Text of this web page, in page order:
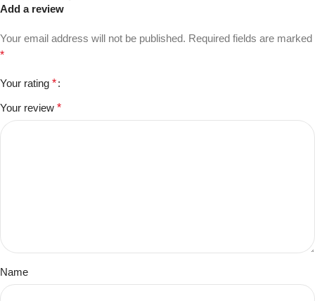
Add a review
Your email address will not be published. Required fields are marked
*
Your rating *
Your review *
Name